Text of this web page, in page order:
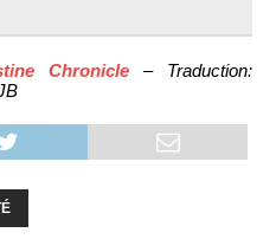
Chronicle – Traduction: